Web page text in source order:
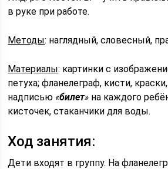
в руке при работе.
Методы: наглядный, словесный,
Материалы: картинки с
петуха; фланелеграф, кисти,
надписью«билет» на каждого
кисточек, стаканчики для воды.
Ход занятия:
Дети входят в группу. На